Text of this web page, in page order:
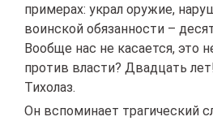
примерах: украл оружие,
воинской обязанности –
Вообще нас не касается, это
против власти? Двадцать
Тихолаз.
Он вспоминает трагический